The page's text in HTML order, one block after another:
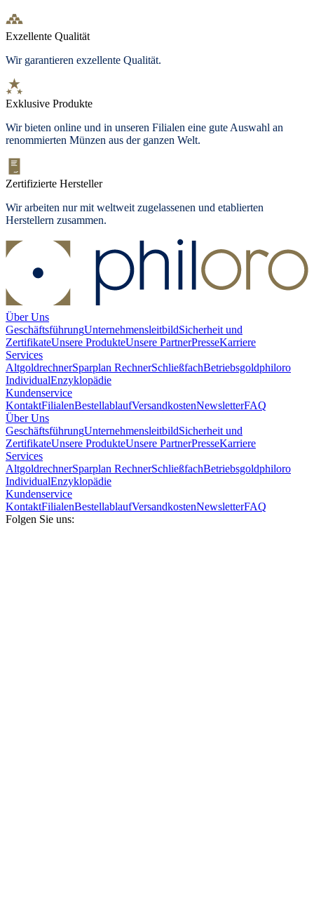
Exzellente Qualität
Wir garantieren exzellente Qualität.
Exklusive Produkte
Wir bieten online und in unseren Filialen eine gute Auswahl an
renommierten Münzen aus der ganzen Welt.
Zertifizierte Hersteller
Wir arbeiten nur mit weltweit zugelassenen und etablierten
Herstellern zusammen.
Über Uns
GeschäftsführungUnternehmensleitbildSicherheit und
ZertifikateUnsere ProdukteUnsere PartnerPresseKarriere
Services
AltgoldrechnerSparplan RechnerSchließfachBetriebsgoldphiloro
IndividualEnzyklopädie
Kundenservice
KontaktFilialenBestellablaufVersandkostenNewsletterFAQ
Über Uns
GeschäftsführungUnternehmensleitbildSicherheit und
ZertifikateUnsere ProdukteUnsere PartnerPresseKarriere
Services
AltgoldrechnerSparplan RechnerSchließfachBetriebsgoldphiloro
IndividualEnzyklopädie
Kundenservice
KontaktFilialenBestellablaufVersandkostenNewsletterFAQ
Folgen Sie uns: